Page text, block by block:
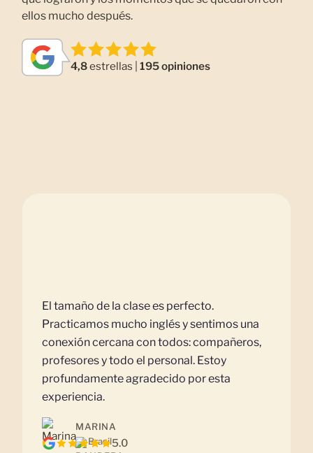
ellos mucho después.
4,8estrellas |195 opiniones
5.0
El tamaño de la clase es perfecto.
Practicamos mucho inglés y sentimos una
conexión cercana con todos: compañeros,
profesores y todo el personal. Estoy
profundamente agradecido por esta
experiencia.
MARINA
Brasil